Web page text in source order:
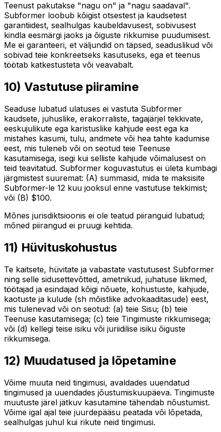
Teenust pakutakse "nagu on" ja "nagu saadaval".
Subformer loobub kõigist otsestest ja kaudsetest
garantiidest, sealhulgas kaubeldavusest, sobivusest
kindla eesmärgi jaoks ja õiguste rikkumise puudumisest.
Me ei garanteeri, et väljundid on täpsed, seaduslikud või
sobivad teie konkreetseks kasutuseks, ega et teenus
töötab katkestusteta või veavabalt.
10) Vastutuse piiramine
Seaduse lubatud ulatuses ei vastuta Subformer
kaudsete, juhuslike, erakorraliste, tagajärjel tekkivate,
eeskujulikute ega karistuslike kahjude eest ega ka
mistahes kasumi, tulu, andmete või hea tahte kadumise
eest, mis tuleneb või on seotud teie Teenuse
kasutamisega, isegi kui selliste kahjude võimalusest on
teid teavitatud. Subformer koguvastutus ei ületa kumbagi
järgmistest suuremat: (A) summasid, mida te maksisite
Subformer-le 12 kuu jooksul enne vastutuse tekkimist;
või (B) $100.
Mõnes jurisdiktsioonis ei ole teatud piiranguid lubatud;
mõned piirangud ei pruugi kehtida.
11) Hüvituskohustus
Te kaitsete, hüvitate ja vabastate vastutusest Subformer
ning selle sidusettevõtted, ametnikud, juhatuse liikmed,
töötajad ja esindajad kõigi nõuete, kohustuste, kahjude,
kaotuste ja kulude (sh mõistlike advokaaditasude) eest,
mis tulenevad või on seotud: (a) teie Sisu; (b) teie
Teenuse kasutamisega; (c) teie Tingimuste rikkumisega;
või (d) kellegi teise isiku või juriidilise isiku õiguste
rikkumisega.
12) Muudatused ja lõpetamine
Võime muuta neid tingimusi, avaldades uuendatud
tingimused ja uuendades jõustumiskuupäeva. Tingimuste
muutuste järel jätkuv kasutamine tähendab nõustumist.
Võime igal ajal teie juurdepääsu peatada või lõpetada,
sealhulgas juhul kui rikute neid tingimusi.